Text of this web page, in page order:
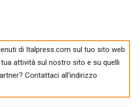
di Italpress.com sul tuo sito web
attività sul nostro sito e su quelli
Contattaci all'indirizzo